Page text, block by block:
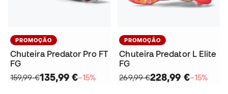
PROMOÇÃO
Chuteira Predator Pro FT
FG
159,99 €135,99 €−15%
PROMOÇÃO
Chuteira Predator L Elite
FG
269,99 €228,99 €−15%